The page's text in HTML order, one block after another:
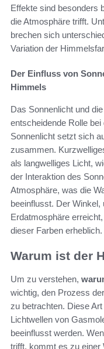
Effekte sind besonders
die Atmosphäre trifft.
brechen sich
Variation der
Der Einfluss von
Himmels
Das Sonnenlicht und
entscheidende Rolle bei
Sonnenlicht setzt sich
zusammen.
als langwelliges Licht,
der Interaktion des
Atmosphäre, was die
beeinflusst. Der
Erdatmosphäre
dieser Farben erheblich.
Warum ist der
Um zu verstehen,
wichtig, den Prozess
zu betrachten. Diese
Lichtwellen von
beeinflusst werden.
trifft, kommt es zu